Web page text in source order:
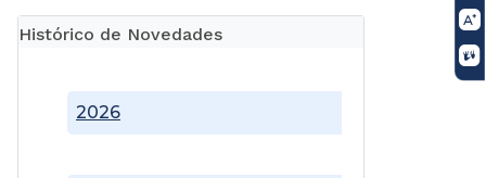
Histórico de Novedades
2026